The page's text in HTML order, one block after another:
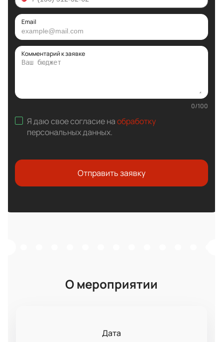
Email
Комментарий к заявке
0/100
Я даю свое согласие наобработку
персональных данных.
Отправить заявку
О мероприятии
Дата